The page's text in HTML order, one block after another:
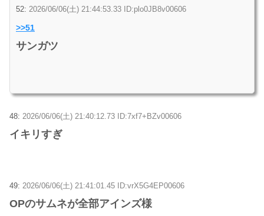
52: 2026/06/06(土) 21:44:53.33 ID:plo0JB8v00606
>>51
サンガツ
48: 2026/06/06(土) 21:40:12.73 ID:7xf7+BZv00606
イキリすぎ
49: 2026/06/06(土) 21:41:01.45 ID:vrX5G4EP00606
OPのサムネが全部アインズ様